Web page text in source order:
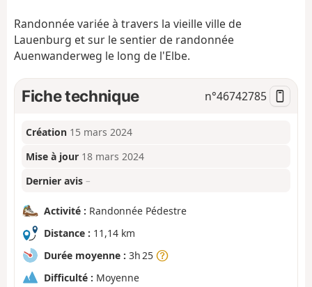
i
Randonnée variée à travers la vieille ville de
Lauenburg et sur le sentier de randonnée
Auenwanderweg le long de l'Elbe.
Fiche technique n°46742785
Création 15 mars 2024
Mise à jour 18 mars 2024
Dernier avis –
Activité : Randonnée Pédestre
Distance : 11,14 km
Durée moyenne : 3h 25
Difficulté : Moyenne